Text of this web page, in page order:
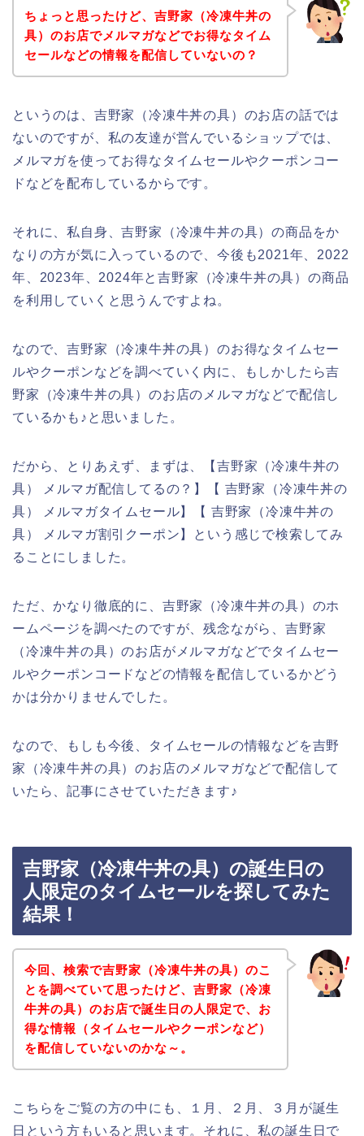
ちょっと思ったけど、吉野家（冷凍牛丼の
具）のお店でメルマガなどでお得なタイム
セールなどの情報を配信していないの？
というのは、吉野家（冷凍牛丼の具）のお店の話では
ないのですが、私の友達が営んでいるショップでは、
メルマガを使ってお得なタイムセールやクーポンコー
ドなどを配布しているからです。
それに、私自身、吉野家（冷凍牛丼の具）の商品をか
なりの方が気に入っているので、今後も2021年、2022
年、2023年、2024年と吉野家（冷凍牛丼の具）の商品
を利用していくと思うんですよね。
なので、吉野家（冷凍牛丼の具）のお得なタイムセー
ルやクーポンなどを調べていく内に、もしかしたら吉
野家（冷凍牛丼の具）のお店のメルマガなどで配信し
ているかも♪と思いました。
だから、とりあえず、まずは、【吉野家（冷凍牛丼の
具） メルマガ配信してるの？】【 吉野家（冷凍牛丼の
具） メルマガタイムセール】【 吉野家（冷凍牛丼の
具） メルマガ割引クーポン】という感じで検索してみ
ることにしました。
ただ、かなり徹底的に、吉野家（冷凍牛丼の具）のホ
ームページを調べたのですが、残念ながら、吉野家
（冷凍牛丼の具）のお店がメルマガなどでタイムセー
ルやクーポンコードなどの情報を配信しているかどう
かは分かりませんでした。
なので、もしも今後、タイムセールの情報などを吉野
家（冷凍牛丼の具）のお店のメルマガなどで配信して
いたら、記事にさせていただきます♪
吉野家（冷凍牛丼の具）の誕生日の
人限定のタイムセールを探してみた
結果！
今回、検索で吉野家（冷凍牛丼の具）のこ
とを調べていて思ったけど、吉野家（冷凍
牛丼の具）のお店で誕生日の人限定で、お
得な情報（タイムセールやクーポンなど）
を配信していないのかな～。
こちらをご覧の方の中にも、１月、２月、３月が誕生
日という方もいると思います。それに、私の誕生日で